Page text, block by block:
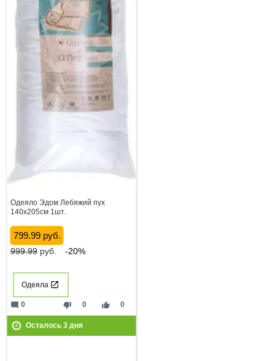
Одеяло Эдом Лебяжий пух
140х205см 1шт.
799.99 руб.
999.99руб. -20%
Одеяла
thumb_down 0 thumb_up 0
mode_comment 0
Осталось 3дня